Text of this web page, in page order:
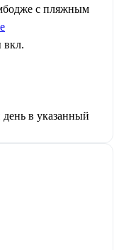
с пляжным
вкл.
в указанный